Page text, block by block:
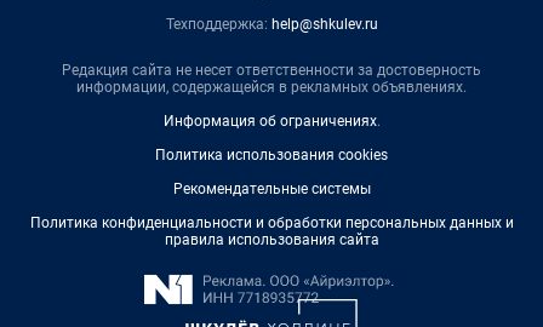
Техподдержка: help@shkulev.ru
Редакция сайта не несет ответственности за достоверность
информации, содержащейся в рекламных объявлениях.
Информация об ограничениях.
Политика использования cookies
Рекомендательные системы
Политика конфиденциальности и обработки персональных данных и
правила использования сайта